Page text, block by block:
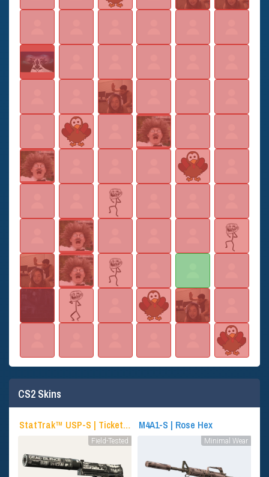
CS2 Skins
StatTrak™ USP-S | Ticket to Hell
Field-Tested
M4A1-S | Rose Hex
Minimal Wear